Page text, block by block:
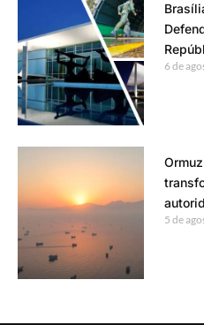
6 de
5 de